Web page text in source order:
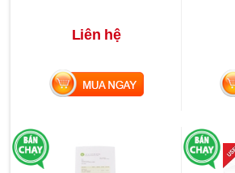
Liên hệ
MUA NGAY